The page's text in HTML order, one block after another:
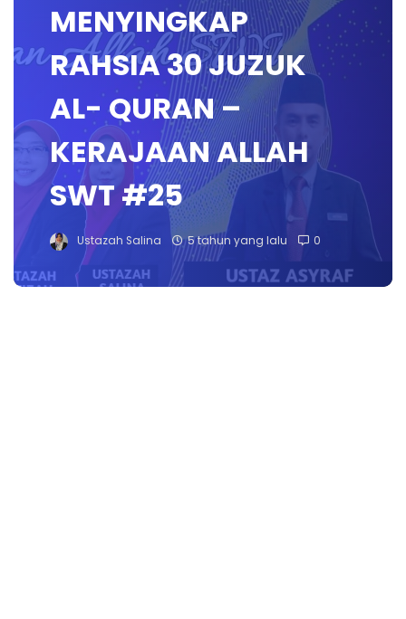
MENYINGKAP
RAHSIA 30 JUZUK
AL- QURAN –
KERAJAAN ALLAH
SWT #25
Ustazah Salina 5 tahun yang lalu 0